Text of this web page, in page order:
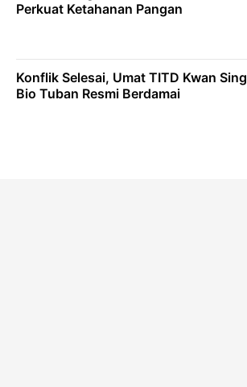
Perkuat Ketahanan Pangan
Konflik Selesai, Umat TITD Kwan Sing
Bio Tuban Resmi Berdamai